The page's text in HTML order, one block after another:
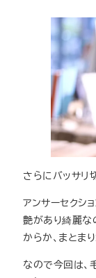
さらにバッサリ
アンサーセクシ
艶があり綺麗な
からか、まとま
なので今回は、